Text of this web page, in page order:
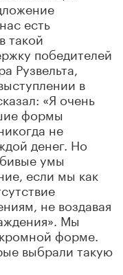
есть
такой
победителей
Рузвельта,
в
«Я очень
формы
не
денег. Но
умы
если мы как
не воздавая
Мы
форме.
выбрали такую